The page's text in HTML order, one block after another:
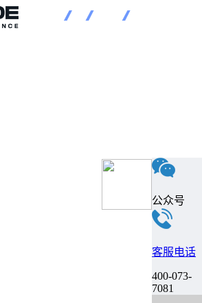
公众号
客服电话
400-073-
7081